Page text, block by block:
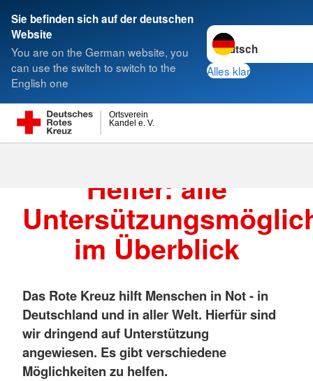
Sie befinden sich auf der deutschen
Website
You are on the German website, you
can use the switch to switch to the
English one
Sprache wechseln zu
Alles klar
Kandel e. V.
Ortsverein
Suche
Helfer: alle
im Überblick
Das Rote Kreuz hilft Menschen in Not - in
Deutschland und in aller Welt. Hierfür sind
wir dringend auf Unterstützung
angewiesen. Es gibt verschiedene
Möglichkeiten zu helfen.